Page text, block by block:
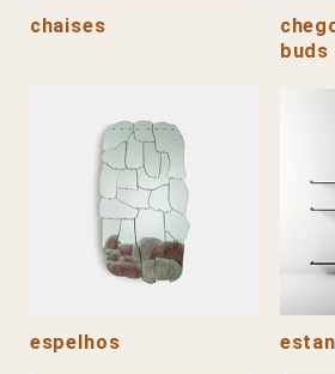
chaises
buds
espelhos